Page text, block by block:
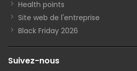
Health points
Site web de l'entreprise
Black Friday 2026
Suivez-nous